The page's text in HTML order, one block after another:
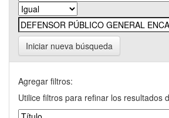
Iniciar nueva búsqueda
Agregar filtros:
Utilice filtros para refinar los resultados